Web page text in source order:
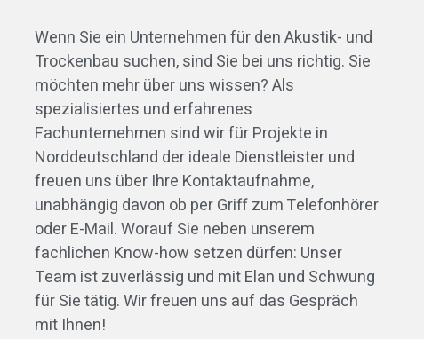
Wenn Sie ein Unternehmen für den Akustik- und
Trockenbau suchen, sind Sie bei uns richtig. Sie
möchten mehr über uns wissen? Als
spezialisiertes und erfahrenes
Fachunternehmen sind wir für Projekte in
Norddeutschland der ideale Dienstleister und
freuen uns über Ihre Kontaktaufnahme,
unabhängig davon ob per Griff zum Telefonhörer
oder E-Mail. Worauf Sie neben unserem
fachlichen Know-how setzen dürfen: Unser
Team ist zuverlässig und mit Elan und Schwung
für Sie tätig. Wir freuen uns auf das Gespräch
mit Ihnen!